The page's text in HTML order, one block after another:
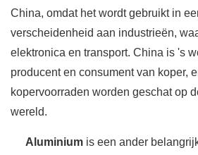
China, omdat het wordt gebruikt in
verscheidenheid aan industrieën,
elektronica en transport. China is 's
producent en consument van koper,
kopervoorraden worden geschat op
wereld.
Aluminium is een ander